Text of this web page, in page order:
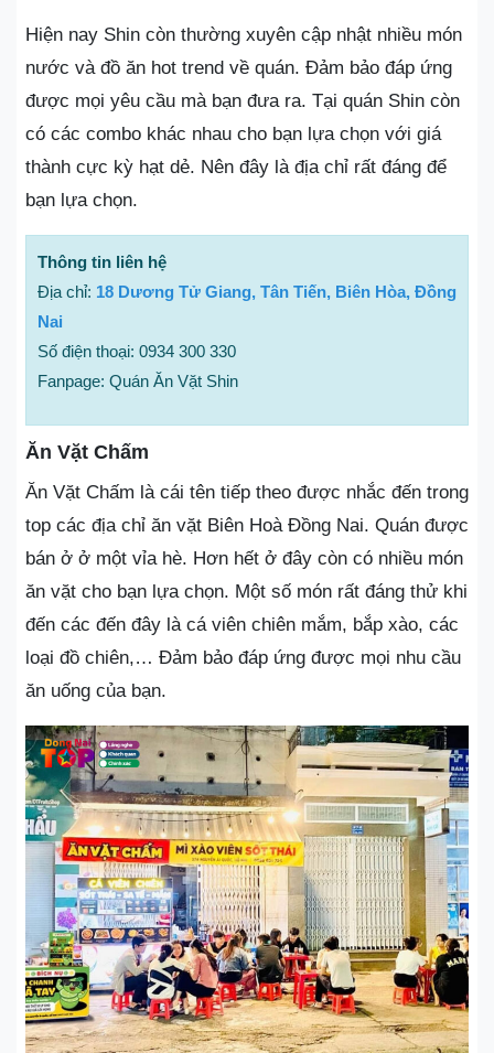
Hiện nay Shin còn thường xuyên cập nhật nhiều món
nước và đồ ăn hot trend về quán. Đảm bảo đáp ứng
được mọi yêu cầu mà bạn đưa ra. Tại quán Shin còn
có các combo khác nhau cho bạn lựa chọn với giá
thành cực kỳ hạt dẻ. Nên đây là địa chỉ rất đáng để
bạn lựa chọn.
Thông tin liên hệ
Địa chỉ: 18 Dương Tử Giang, Tân Tiến, Biên Hòa, Đồng
Nai
Số điện thoại: 0934 300 330
Fanpage: Quán Ăn Vặt Shin
Ăn Vặt Chấm
Ăn Vặt Chấm là cái tên tiếp theo được nhắc đến trong
top các địa chỉ ăn vặt Biên Hoà Đồng Nai. Quán được
bán ở ở một vỉa hè. Hơn hết ở đây còn có nhiều món
ăn vặt cho bạn lựa chọn. Một số món rất đáng thử khi
đến các đến đây là cá viên chiên mắm, bắp xào, các
loại đồ chiên,… Đảm bảo đáp ứng được mọi nhu cầu
ăn uống của bạn.